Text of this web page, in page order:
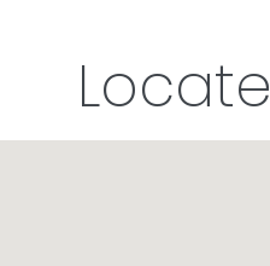
Locate